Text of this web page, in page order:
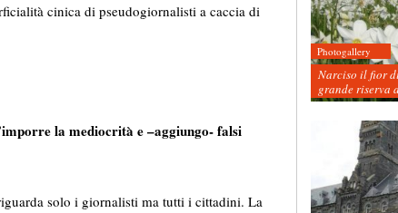
cinica di pseudogiornalisti a caccia di
la mediocrità e –aggiungo- falsi
solo i giornalisti ma tutti i cittadini. La
Photogallery
Narciso il fior
grande riserva